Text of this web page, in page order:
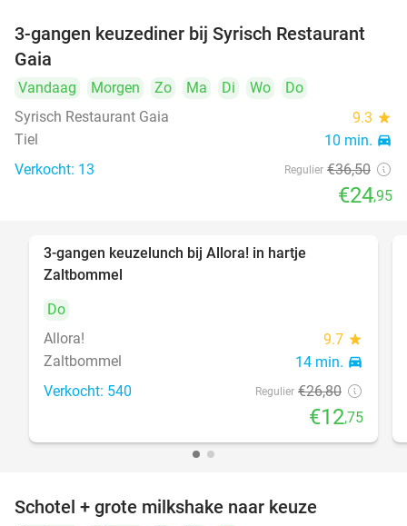
32%
3-gangen keuzediner bij Syrisch Restaurant
Gaia
Vandaag Morgen Zo Ma Di Wo
Do
Syrisch Restaurant Gaia
9.3 star
Tiel 10 min. directions_car
Verkocht: 13 Regulier €36,50
€24,95
3-gangen keuzelunch bij Allora! in hartje
Zaltbommel
Do
Allora!
9.7 star
Zaltbommel 14 min. directions_car
Verkocht: 540 Regulier €26,80
€12,75
Schotel + grote milkshake naar keuze